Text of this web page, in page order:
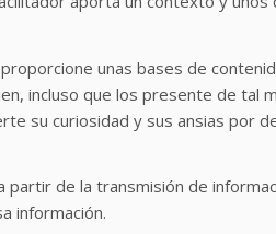
unas bases de
incluso que los presente de tal
su curiosidad y sus ansias por
partir de la transmisión de
información.